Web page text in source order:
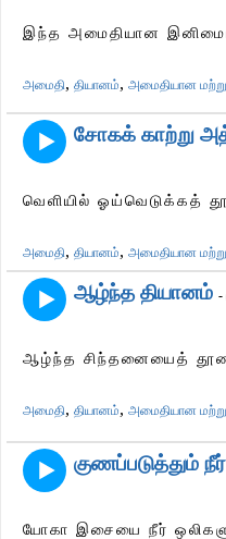
இந்த அமைதியான
அமைதி, தியானம், அமைதியான
சோகக் காற்று
வெளியில் ஓய்வெடுக்கத்
அமைதி, தியானம், அமைதியான
ஆழ்ந்த தியானம் -
ஆழ்ந்த சிந்தனையைத்
அமைதி, தியானம், அமைதியான
குணப்படுத்தும் நீர்
யோகா இசையை நீர்